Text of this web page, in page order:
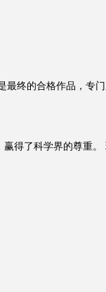
最终的合格作品，专
得了科学界的尊重。